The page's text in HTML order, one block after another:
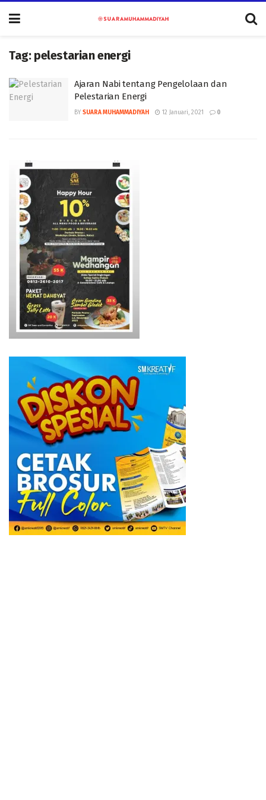
Tag: pelestarian energi
Ajaran Nabi tentang Pengelolaan dan
Pelestarian Energi
BY SUARA MUHAMMADIYAH 12 Januari, 2021 0